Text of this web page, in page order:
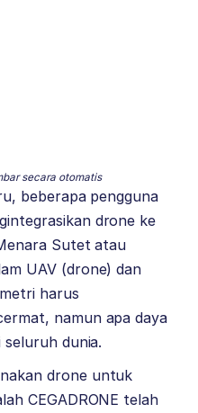
secara otomatis
beberapa pengguna
drone ke
Sutet atau
UAV (drone) dan
harus
namun apa daya
dunia.
drone untuk
CEGADRONE telah